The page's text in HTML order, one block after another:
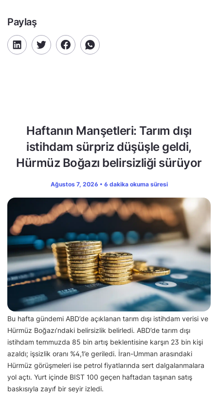
Paylaş
Haftanın Manşetleri: Tarım dışı
istihdam sürpriz düşüşle geldi,
Hürmüz Boğazı belirsizliği sürüyor
Ağustos 7, 2026 • 6 dakika okuma süresi
Bu hafta gündemi ABD’de açıklanan tarım dışı istihdam verisi ve
Hürmüz Boğazı’ndaki belirsizlik belirledi. ABD’de tarım dışı
istihdam temmuzda 85 bin artış beklentisine karşın 23 bin kişi
azaldı; işsizlik oranı %4,1’e geriledi. İran-Umman arasındaki
Hürmüz görüşmeleri ise petrol fiyatlarında sert dalgalanmalara
yol açtı. Yurt içinde BIST 100 geçen haftadan taşınan satış
baskısıyla zayıf bir seyir izledi.